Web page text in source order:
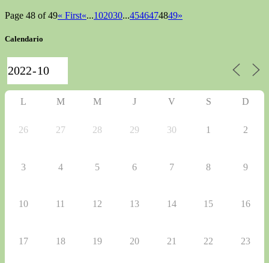
Page 48 of 49« First«...102030...4546474849»
Calendario
L M M J V S D
26 27 28 29 30 1 2
3 4 5 6 7 8 9
10 11 12 13 14 15 16
17 18 19 20 21 22 23